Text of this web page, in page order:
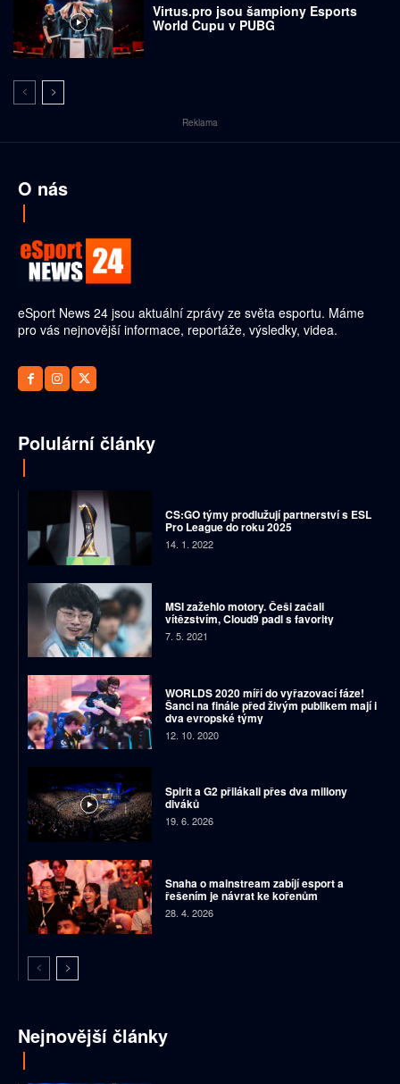
Virtus.pro jsou šampiony Esports
World Cupu v PUBG
Reklama
O nás
eSport News 24 jsou aktuální zprávy ze světa esportu. Máme
pro vás nejnovější informace, reportáže, výsledky, videa.
Polulární články
CS:GO týmy prodlužují partnerství s ESL
Pro League do roku 2025
14. 1. 2022
MSI zažehlo motory. Češi začali
vítězstvím, Cloud9 padl s favority
7. 5. 2021
WORLDS 2020 míří do vyřazovací fáze!
Šanci na finále před živým publikem mají i
dva evropské týmy
12. 10. 2020
Spirit a G2 přilákali přes dva miliony
diváků
19. 6. 2026
Snaha o mainstream zabíjí esport a
řešením je návrat ke kořenům
28. 4. 2026
Nejnovější články